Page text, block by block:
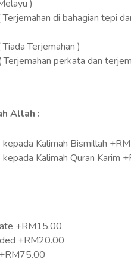
)
Terjemahan di bahagian tepi
Tiada Terjemahan )
Terjemahan perkata dan
Allah :
kepada Kalimah Bismillah
Kalimah Quran Karim
+RM15.00
+RM20.00